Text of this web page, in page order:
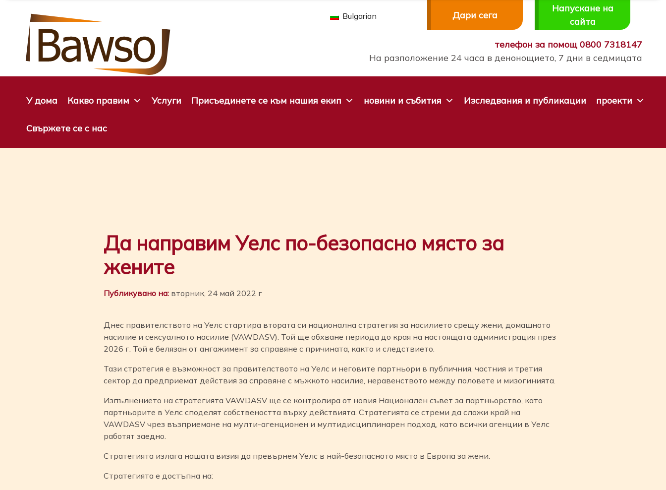
съдържанието
Bulgarian Дари сега
Напускане на
сайта
телефон за помощ 0800 7318147
На разположение 24 часа в денонощието, 7 дни в седмицата
У дома Какво правим Услуги Присъединете се към нашия екип новини и събития Изследвания и публикации проекти
Свържете се с нас
Да направим Уелс по-безопасно място за
жените
Публикувано на: вторник, 24 май 2022 г
Днес правителството на Уелс стартира втората си национална стратегия за насилието срещу жени, домашното
насилие и сексуалното насилие (VAWDASV). Той ще обхване периода до края на настоящата администрация през
2026 г. Той е белязан от ангажимент за справяне с причината, както и следствието.
Тази стратегия е възможност за правителството на Уелс и неговите партньори в публичния, частния и третия
сектор да предприемат действия за справяне с мъжкото насилие, неравенството между половете и мизогинията.
Изпълнението на стратегията VAWDASV ще се контролира от новия Национален съвет за партньорство, като
партньорите в Уелс споделят собствеността върху действията. Стратегията се стреми да сложи край на
VAWDASV чрез възприемане на мулти-агенционен и мултидисциплинарен подход, като всички агенции в Уелс
работят заедно.
Стратегията излага нашата визия да превърнем Уелс в най-безопасното място в Европа за жени.
Стратегията е достъпна на: